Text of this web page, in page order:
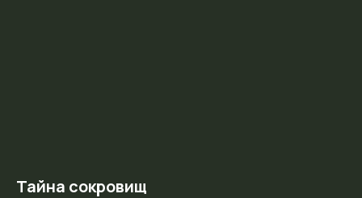
Тайна сокровищ